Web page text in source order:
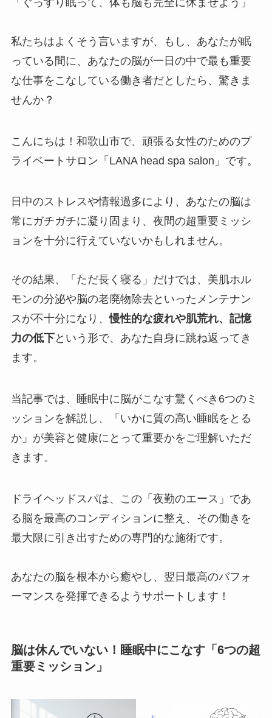
私たちはよくそう言いますが、もし、あなたが眠
っている間に、あなたの脳が一日の中で最も重要
な仕事をこなしている働き者だとしたら、驚きま
せんか？
こんにちは！和歌山市で、頑張る女性のためのプ
ライベートサロン「LANA head spa salon」です。
日中のストレスや情報過多により、あなたの脳は
常にガチガチに凝り固まり、夜間の超重要ミッシ
ョンを十分に行えていないかもしれません。
その結果、「ただ長く寝る」だけでは、美肌ホル
モンの分泌や脳の老廃物除去といったメンテナン
スが不十分になり、慢性的な疲れや肌荒れ、記憶
力の低下という形で、あなた自身に跳ね返ってき
ます。
当記事では、睡眠中に脳がこなす驚くべき6つのミ
ッションを解説し、「いかに質の高い睡眠をとる
か」が美容と健康にとって重要かをご理解いただ
きます。
ドライヘッドスパは、この「夜勤のエース」であ
る脳を最高のコンディションに整え、その働きを
最大限に引き出すための専門的な施術です。
あなたの脳を根本から癒やし、翌日最高のパフォ
ーマンスを発揮できるようサポートします！
脳は休んでいない！睡眠中にこなす「6つの超
重要ミッション」